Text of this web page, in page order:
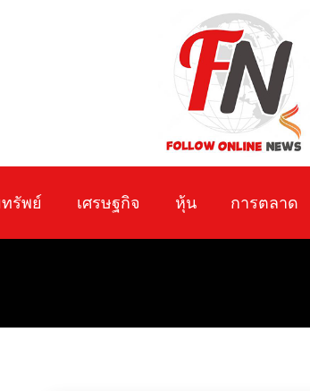
รัพย์ เศรษฐกิจ หุ้น การตลาด